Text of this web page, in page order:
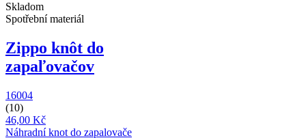
Skladom
Spotřební materiál
Zippo knôt do
zapaľovačov
16004
(10)
46,00 Kč
Náhradní knot do zapalovače